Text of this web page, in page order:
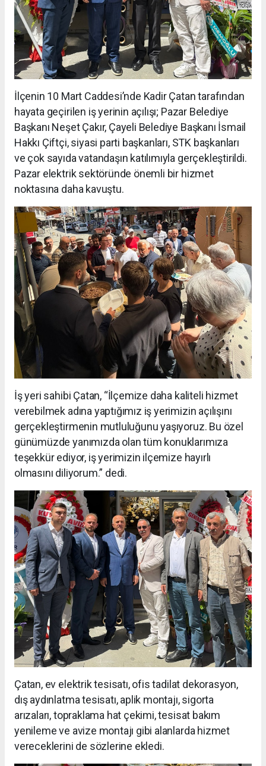
İlçenin 10 Mart Caddesi’nde Kadir Çatan tarafından
hayata geçirilen iş yerinin açılışı; Pazar Belediye
Başkanı Neşet Çakır, Çayeli Belediye Başkanı İsmail
Hakkı Çiftçi, siyasi parti başkanları, STK başkanları
ve çok sayıda vatandaşın katılımıyla gerçekleştirildi.
Pazar elektrik sektöründe önemli bir hizmet
noktasına daha kavuştu.
İş yeri sahibi Çatan, “İlçemize daha kaliteli hizmet
verebilmek adına yaptığımız iş yerimizin açılışını
gerçekleştirmenin mutluluğunu yaşıyoruz. Bu özel
günümüzde yanımızda olan tüm konuklarımıza
teşekkür ediyor, iş yerimizin ilçemize hayırlı
olmasını diliyorum.” dedi.
Çatan, ev elektrik tesisatı, ofis tadilat dekorasyon,
dış aydınlatma tesisatı, aplik montajı, sigorta
arızaları, topraklama hat çekimi, tesisat bakım
yenileme ve avize montajı gibi alanlarda hizmet
vereceklerini de sözlerine ekledi.